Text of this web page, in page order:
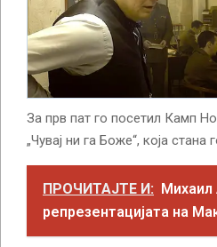
За прв пат го посетил Камп
„Чувај ни га Боже“, која стана
ПРОЧИТАЈТЕ И: Михаил
репрезентацијата на